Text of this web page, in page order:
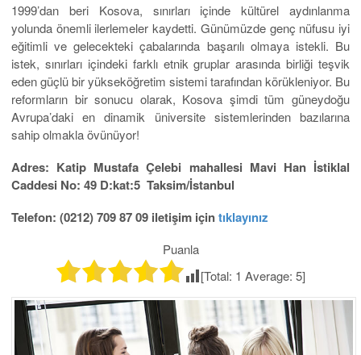
1999’dan beri Kosova, sınırları içinde kültürel aydınlanma
yolunda önemli ilerlemeler kaydetti. Günümüzde genç nüfusu iyi
eğitimli ve gelecekteki çabalarında başarılı olmaya istekli. Bu
istek, sınırları içindeki farklı etnik gruplar arasında birliği teşvik
eden güçlü bir yükseköğretim sistemi tarafından körükleniyor. Bu
reformların bir sonucu olarak, Kosova şimdi tüm güneydoğu
Avrupa’daki en dinamik üniversite sistemlerinden bazılarına
sahip olmakla övünüyor!
Adres: Katip Mustafa Çelebi mahallesi Mavi Han İstiklal
Caddesi No: 49 D:kat:5 Taksim/İstanbul
Telefon: (0212) 709 87 09 iletişim içintıklayınız
Puanla
[Total: 1 Average: 5]